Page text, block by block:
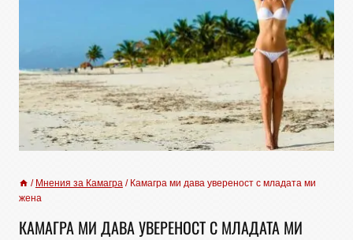
/ Мнения за Камагра / Камагра ми дава увереност с младата ми
жена
КАМАГРА МИ ДАВА УВЕРЕНОСТ С МЛАДАТА МИ